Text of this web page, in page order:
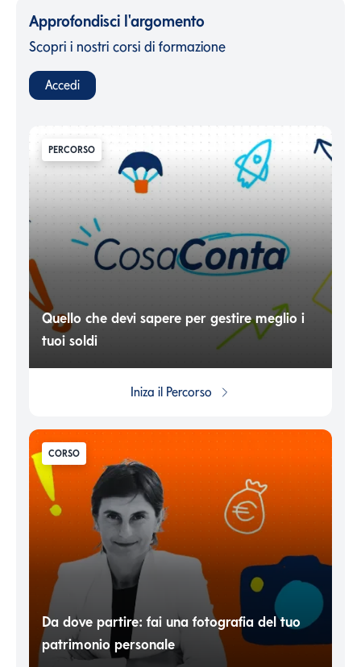
Approfondisci l'argomento
Scopri i nostri corsi di formazione
Accedi
PERCORSO
Quello che devi sapere per gestire meglio i
tuoi soldi
Iniza il Percorso
CORSO
Da dove partire: fai una fotografia del tuo
patrimonio personale